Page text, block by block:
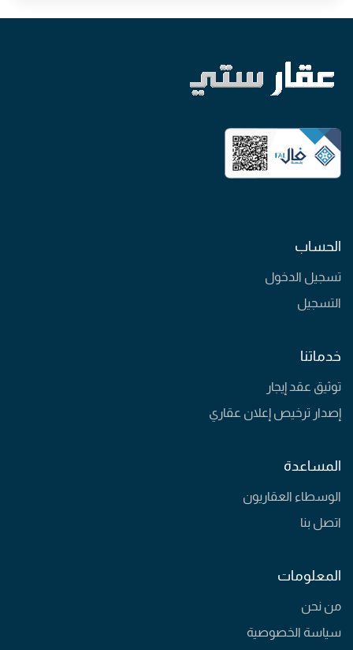
الحساب
تسجيل الدخول
التسجيل
خدماتنا
توثيق عقد إيجار
إصدار ترخيص إعلان عقاري
المساعدة
الوسطاء العقاريون
اتصل بنا
المعلومات
من نحن
سياسة الخصوصية